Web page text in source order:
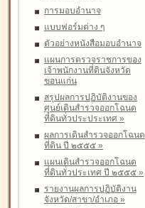
การมอบอำนาจ
แบบฟอร์มต่าง ๆ
ตัวอย่างหนังสือมอบอำนาจ
แผนการตรวจราชการของ
เจ้าพนักงานที่ดินจังหวัด
ขอนแก่น
สรุปผลการปฏิบัติงานของ
ศูนย์เดินสำรวจออกโฉนด
ที่ดินทั่วประประเทศ »
ผลการเดินสำรวจออกโฉนด
ที่ดิน ปี ๒๕๕๕ »
แผนเดินสำรวจออกโฉนด
ที่ดินทั่วประเทศ ปี ๒๕๕๕ »
รายงานผลการปฏิบัติงาน
จังหวัด/สาขา/อำเภอ »